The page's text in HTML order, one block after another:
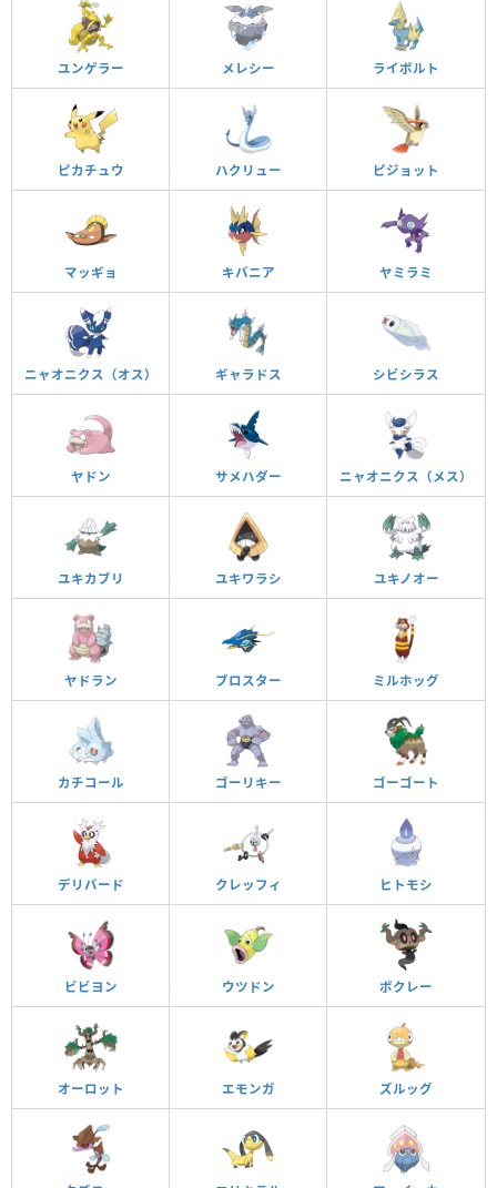
ユンゲラー メレシー ライボルト
ピカチュウ ハクリュー ピジョット
マッギョ キバニア ヤミラミ
ニャオニクス（オス） ギャラドス シビシラス
ヤドン サメハダー ニャオニクス（メス）
ユキカブリ ユキワラシ ユキノオー
ヤドラン ブロスター ミルホッグ
カチコール ゴーリキー ゴーゴート
デリバード クレッフィ ヒトモシ
ビビヨン ウツドン ボクレー
オーロット エモンガ ズルッグ